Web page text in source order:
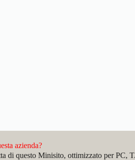
azienda?
di questo Minisito, ottimizzato per